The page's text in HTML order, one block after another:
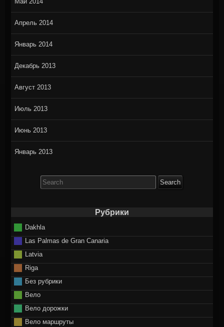
Апрель 2014
Январь 2014
Декабрь 2013
Август 2013
Июль 2013
Июнь 2013
Январь 2013
for:
Рубрики
Dakhla
Las Palmas de Gran Canaria
Latvia
Riga
Без рубрики
Вело
Вело дорожки
Вело маршруты